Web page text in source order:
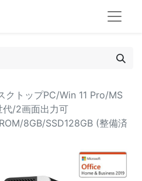
クトップPC/Win 11 Pro/MS
/2画面出力可
8GB/SSD128GB (整備済